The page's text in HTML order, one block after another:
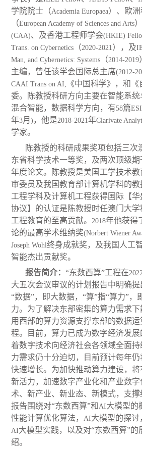
学院院士（Academia Europaea）、欧
（European Academy of Sciences and Arts
(CAA)、及香港工程师学会(HKIE)
Trans. on Cybernetics （2020-2021），及
Man, and Cybernetics: Systems （2014-2019
主编，曾任该学会国际总主席(2012-
CAAI Trans on AI, 《中国科学》，和
委。陈教授科研方向主要在智能系统
混合智能，数据科学方向，有58篇ESI
年3月) ，他是2018-2021年Clarivate
学家。
陈教授的科研成果奖项包括三次
东省科学技术一等奖，及两次顶级期
年度论文。陈教授是美国工学技术
审委员及我国教育部计算机学科的
工程学科及计算机工程获得国际【
协议】的认证是陈教授时任澳门大学
工程教育的至高贡献。 2018年他获得
论的最高学术维纳奖(Norbert Wiener
Joseph Wohl终身成就奖，及我国人工
智能杰出贡献奖。
报告简介：“东数西算”工程在
大五次会议审议的计划报告中明确提
“数据”，即大数据，“算”指“算力”，
力。为了解决东部密集的算力需求下
用西部的算力资源支撑东部的数据运
程。目前，算力已成为数字经济发
着数字技术向经济社会各领域全面
力需求仍十分迫切，目前预计每年仍
快速增长。为加快推动算力建设，将
新活力，加速数字产业化和产业数
术、新产业、新业态、新模式，支
报告围绕对“东数西算”和AI大模型的
性能计算优化算法， AI大模型的探讨
AI大模型实践，以及对“东数西算”
绍。